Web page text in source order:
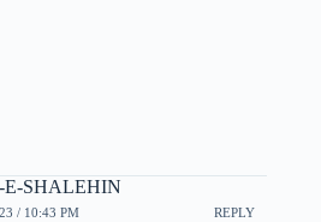
E-SHALEHIN
/ 10:43 PM REPLY